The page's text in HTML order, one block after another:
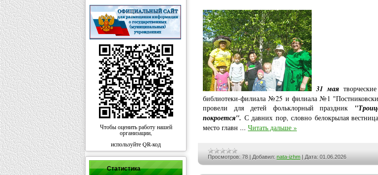
Чтобы оценить работу нашей
организации,
используйте QR-код
Статистика
31 мая
библиотеки-филиала №25 и филиала №1
провели для детей фольклорный праздник
покроется". С давних поp, словно белокрылая
место главн ... Читать дальше »
Просмотров: 78 Добавил: nata-izhm Дата: 01.06.2026